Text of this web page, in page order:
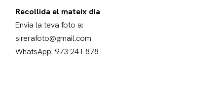
Recollida el mateix dia
Envia la teva foto a:
sirerafoto@gmail.com
WhatsApp: 973 241 878